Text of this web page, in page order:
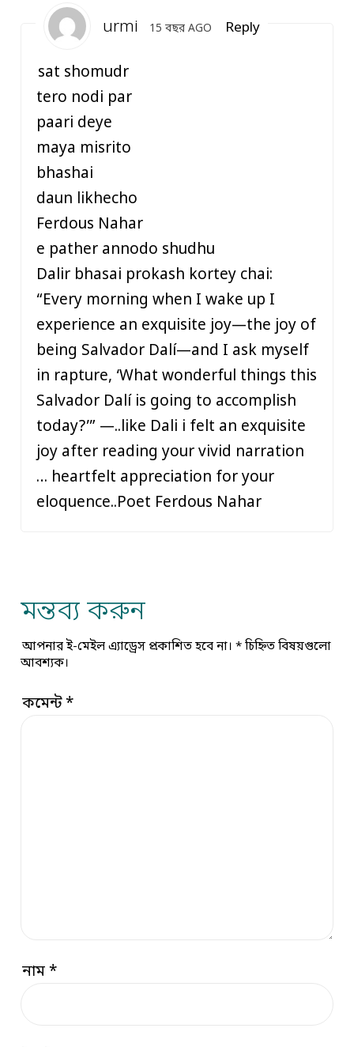
urmi 15 বছর AGO Reply
sat shomudr
tero nodi par
paari deye
maya misrito
bhashai
daun likhecho
Ferdous Nahar
e pather annodo shudhu
Dalir bhasai prokash kortey chai:
“Every morning when I wake up I
experience an exquisite joy—the joy of
being Salvador Dalí—and I ask myself
in rapture, ‘What wonderful things this
Salvador Dalí is going to accomplish
today?’” —..like Dali i felt an exquisite
joy after reading your vivid narration
… heartfelt appreciation for your
eloquence..Poet Ferdous Nahar
মন্তব্য করুন
আপনার ই-মেইল এ্যাড্রেস প্রকাশিত হবে না। *চিহ্নিত বিষয়গুলো
আবশ্যক।
কমেন্ট*
নাম*